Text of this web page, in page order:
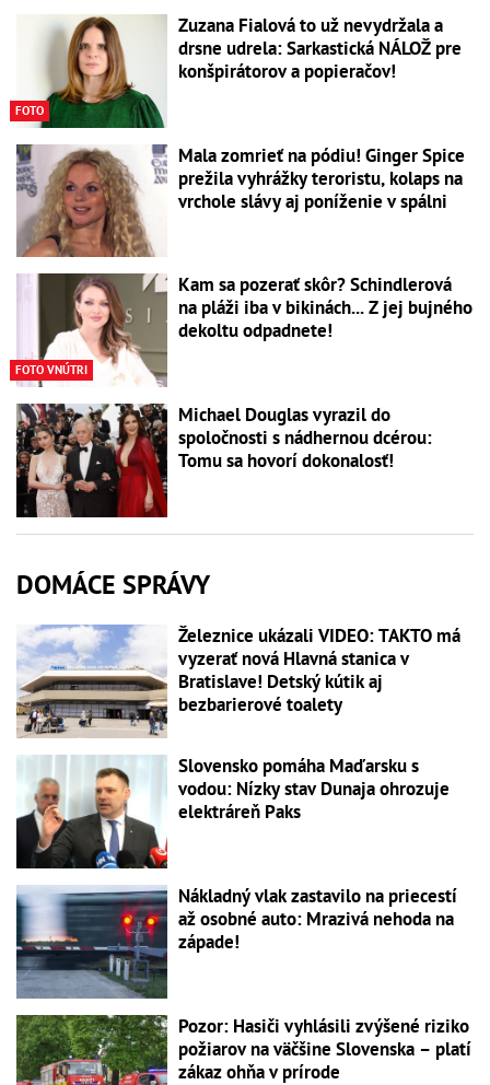
FOTO
Zuzana Fialová to už nevydržala a
drsne udrela: Sarkastická NÁLOŽ pre
konšpirátorov a popieračov!
Mala zomrieť na pódiu! Ginger Spice
prežila vyhrážky teroristu, kolaps na
vrchole slávy aj poníženie v spálni
FOTO VNÚTRI
Kam sa pozerať skôr? Schindlerová
na pláži iba v bikinách... Z jej bujného
dekoltu odpadnete!
Michael Douglas vyrazil do
spoločnosti s nádhernou dcérou:
Tomu sa hovorí dokonalosť!
DOMÁCE SPRÁVY
Železnice ukázali VIDEO: TAKTO má
vyzerať nová Hlavná stanica v
Bratislave! Detský kútik aj
bezbarierové toalety
Slovensko pomáha Maďarsku s
vodou: Nízky stav Dunaja ohrozuje
elektráreň Paks
Nákladný vlak zastavilo na priecestí
až osobné auto: Mrazivá nehoda na
západe!
Pozor: Hasiči vyhlásili zvýšené riziko
požiarov na väčšine Slovenska – platí
zákaz ohňa v prírode